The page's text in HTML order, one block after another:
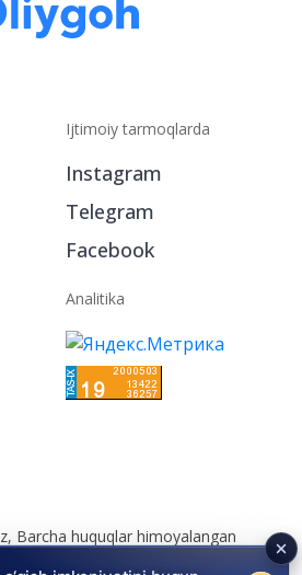
Ijtimoiy tarmoqlarda
Instagram
Analitika